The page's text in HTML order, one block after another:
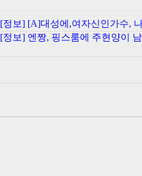
[정보] [A]대성에,여자신인가수,
[정보] 엔짱, 핑스룸에 주현양이